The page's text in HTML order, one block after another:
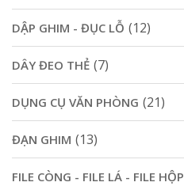
DẬP GHIM - ĐỤC LỖ (12)
DÂY ĐEO THẺ (7)
DỤNG CỤ VĂN PHÒNG (21)
ĐẠN GHIM (13)
FILE CÒNG - FILE LÁ - FILE HỘP